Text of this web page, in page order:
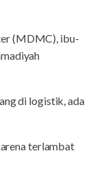
(MDMC), ibu-
di logistik, ada
terlambat